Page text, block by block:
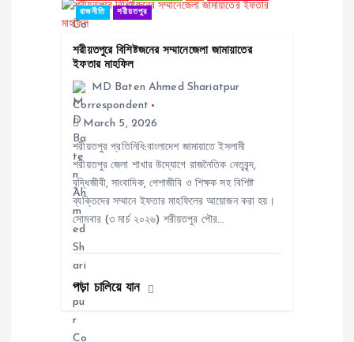
রাজনীতি শরীয়তপুর
শরীয়তপুরে বিশিষ্টজনের সম্মানেজেলা জামায়াতের
ইফতার মাহফিল
MD Baten Ahmed Shariatpur
Correspondent
March 5, 2026
শরীয়তপুর প্রতিনিধি:বাংলাদেশ জামায়াতে ইসলামী
শরীয়তপুর জেলা শাখার উদ্যোগে রাজনৈতিক নেতৃবৃন্দ,
বুদ্ধিজীবী, সাংবাদিক, পেশাজীবি ও শিক্ষক সহ বিশিষ্ট
ব্যক্তিদের সম্মানে ইফতার মাহফিলের আয়োজন করা হয়।
সোমবার (৩ মার্চ ২০২৬) শরীয়তপুর পৌর…
পড়া চালিয়ে যান